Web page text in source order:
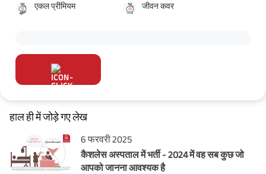
एकल प्रीमियम जीवन कवर
हाल ही में जोड़े गए लेख
6 फरवरी 2025
कैशलेस अस्पताल में भर्ती - 2024 में वह सब कुछ जो
आपको जानना आवश्यक है